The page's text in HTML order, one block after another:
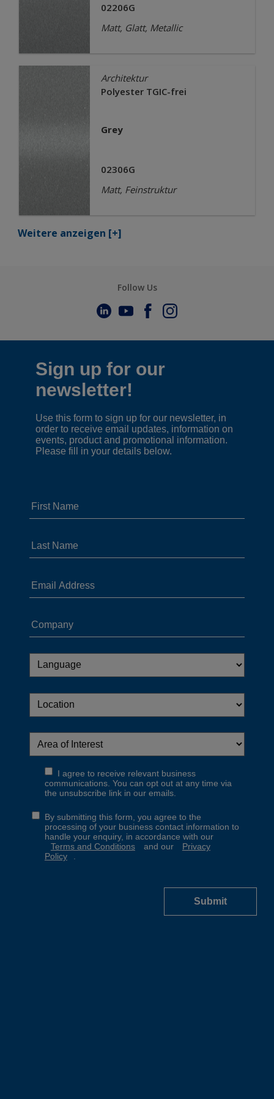
02206G
Matt, Glatt, Metallic
Architektur
Polyester TGIC-frei
Grey
02306G
Matt, Feinstruktur
Weitere anzeigen [+]
Follow Us